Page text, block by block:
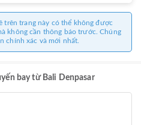
trên trang này có thể không được
không cần thông báo trước. Chúng
chính xác và mới nhất.
bay từ Bali Denpasar